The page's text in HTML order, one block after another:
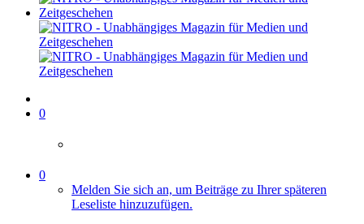
0
0
Melden Sie sich an, um Beiträge zu Ihrer späteren
Leseliste hinzuzufügen.